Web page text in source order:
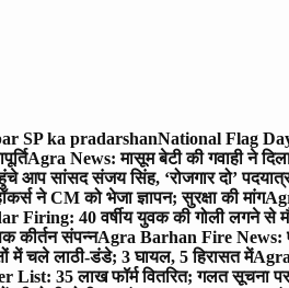
SP ka pradarshanNational Flag
Agra News: मासूम बेटी की गवाही ने
आप सांसद संजय सिंह, ‘रोजगार दो’
ने CM को भेजा ज्ञापन; सुरक्षा की मांग
Firing: 40 वर्षीय युवक की गोली लगने से
कीर्तन संपन्नAgra Barhan Fire News:
में चले लाठी-डंडे; 3 घायल, 5 हिरासत मेंAgra
List: 35 लाख फॉर्म वितरित; गलत सूचना